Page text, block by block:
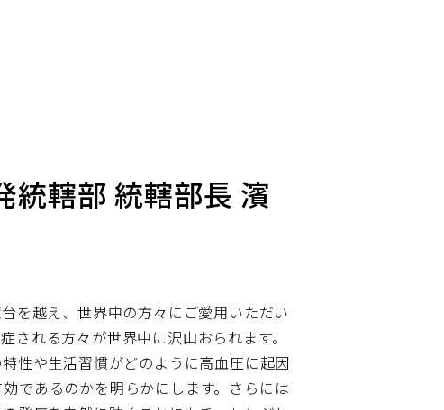
統轄部 統轄部長 濱
を越え、世界中の方々にご愛用いただい
される方々が世界中に沢山おられます。
性や生活習慣がどのように高血圧に起因
であるのかを明らかにします。さらには